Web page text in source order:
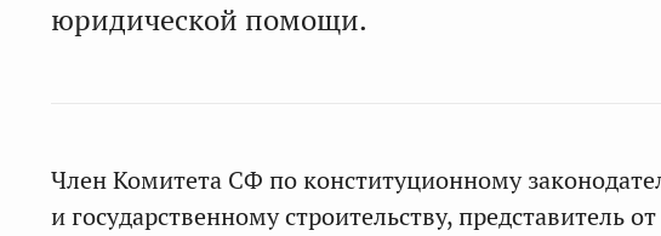
юридической помощи.
Член Комитета СФ по конституционному
и государственному строительству, представитель